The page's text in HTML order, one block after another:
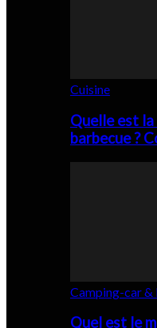
Cuisine
Quelle est
barbecue ?
Camping-car &
Quel est le